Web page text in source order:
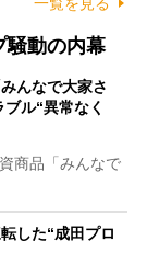
騒動の内幕
んなで大家さ
ル“異常なく
商品「みんなで
した“成田プロ